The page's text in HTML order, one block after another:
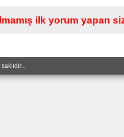
ilk yorum yapan